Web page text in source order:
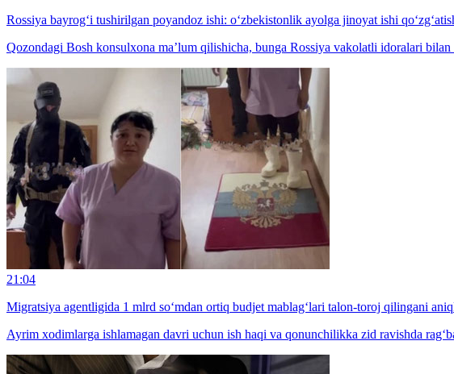
Rossiya bayrog‘i tushirilgan poyandoz ishi: o‘zbekistonlik ayolga jinoyat ishi
Qozondagi Bosh konsulxona ma’lum qilishicha, bunga Rossiya vakolatli idoralari
21:04
Migratsiya agentligida 1 mlrd so‘mdan ortiq budjet mablag‘lari talon-toroj qilingani
Ayrim xodimlarga ishlamagan davri uchun ish haqi va qonunchilikka zid ravishda